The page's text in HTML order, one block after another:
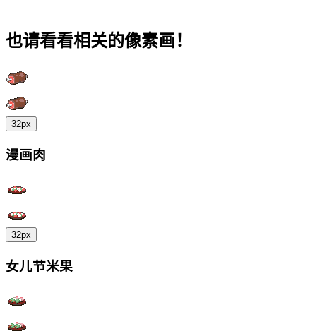
也请看看相关的像素画！
32px
漫画肉
32px
女儿节米果